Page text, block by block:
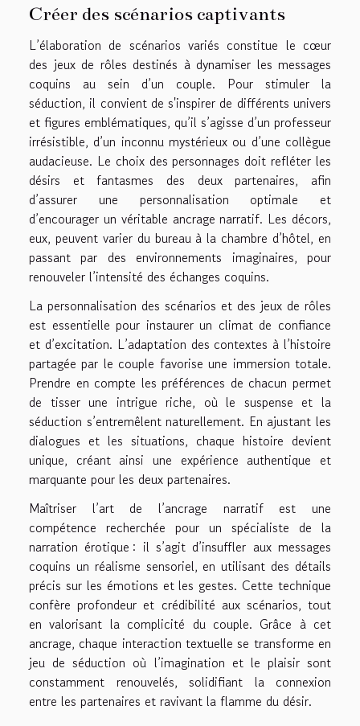
Créer des scénarios captivants
L’élaboration de scénarios variés constitue le cœur
des jeux de rôles destinés à dynamiser les messages
coquins au sein d’un couple. Pour stimuler la
séduction, il convient de s'inspirer de différents univers
et figures emblématiques, qu’il s’agisse d’un professeur
irrésistible, d’un inconnu mystérieux ou d’une collègue
audacieuse. Le choix des personnages doit refléter les
désirs et fantasmes des deux partenaires, afin
d’assurer une personnalisation optimale et
d’encourager un véritable ancrage narratif. Les décors,
eux, peuvent varier du bureau à la chambre d’hôtel, en
passant par des environnements imaginaires, pour
renouveler l’intensité des échanges coquins.
La personnalisation des scénarios et des jeux de rôles
est essentielle pour instaurer un climat de confiance
et d’excitation. L’adaptation des contextes à l’histoire
partagée par le couple favorise une immersion totale.
Prendre en compte les préférences de chacun permet
de tisser une intrigue riche, où le suspense et la
séduction s’entremêlent naturellement. En ajustant les
dialogues et les situations, chaque histoire devient
unique, créant ainsi une expérience authentique et
marquante pour les deux partenaires.
Maîtriser l’art de l’ancrage narratif est une
compétence recherchée pour un spécialiste de la
narration érotique : il s’agit d’insuffler aux messages
coquins un réalisme sensoriel, en utilisant des détails
précis sur les émotions et les gestes. Cette technique
confère profondeur et crédibilité aux scénarios, tout
en valorisant la complicité du couple. Grâce à cet
ancrage, chaque interaction textuelle se transforme en
jeu de séduction où l’imagination et le plaisir sont
constamment renouvelés, solidifiant la connexion
entre les partenaires et ravivant la flamme du désir.